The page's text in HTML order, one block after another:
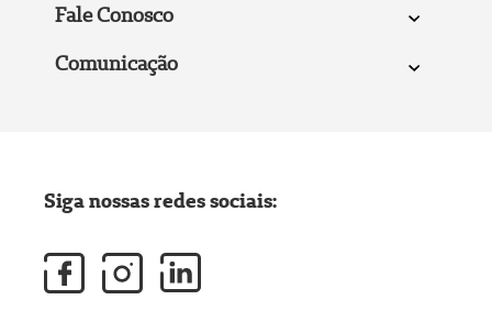
Fale Conosco
Comunicação
Siga nossas redes sociais: